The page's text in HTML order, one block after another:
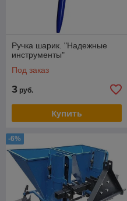
Ручка шарик. "Надежные
инструменты"
Под заказ
3 руб.
Купить
-6%